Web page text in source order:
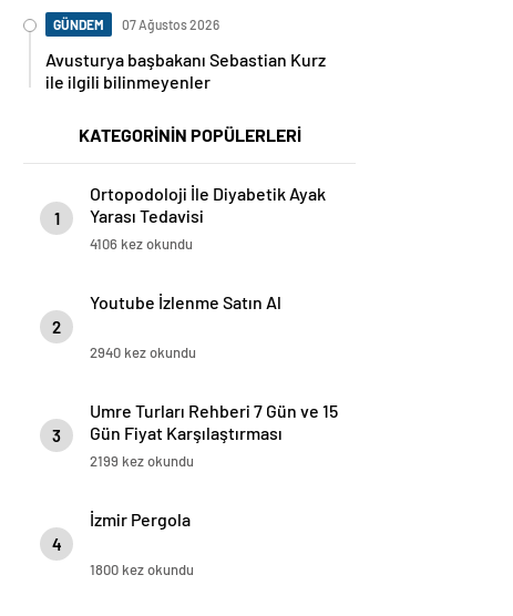
GÜNDEM 07 Ağustos 2026
Avusturya başbakanı Sebastian Kurz
ile ilgili bilinmeyenler
KATEGORİNİN POPÜLERLERİ
1
Ortopodoloji İle Diyabetik Ayak
Yarası Tedavisi
4106 kez okundu
2
Youtube İzlenme Satın Al
2940 kez okundu
3
Umre Turları Rehberi 7 Gün ve 15
Gün Fiyat Karşılaştırması
2199 kez okundu
4
İzmir Pergola
1800 kez okundu